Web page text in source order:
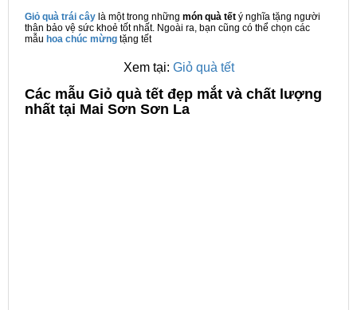
Giỏ quà trái cây là một trong những món quà tết ý nghĩa tặng người
thân bảo vệ sức khoẻ tốt nhất. Ngoài ra, bạn cũng có thể chọn các
mẫu hoa chúc mừng tặng tết
Xem tại: Giỏ quà tết
Các mẫu Giỏ quà tết đẹp mắt và chất lượng
nhất tại Mai Sơn Sơn La